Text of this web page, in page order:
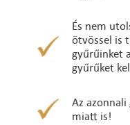
És nem
ötvössel is
gyűrűinket
gyűrűket
Az
miatt is!